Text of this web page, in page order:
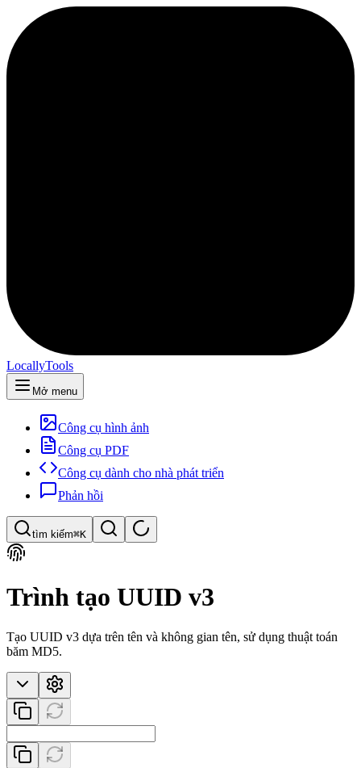
LocallyTools
Mở menu
Công cụ hình ảnh
Công cụ PDF
Công cụ dành cho nhà phát triển
Phản hồi
tìm kiếm⌘K
Tìm công cụ
Tìm kiếm nhanh công cụ
Trình tạo UUID v3
Tạo UUID v3 dựa trên tên và không gian tên, sử dụng thuật toán
băm MD5.